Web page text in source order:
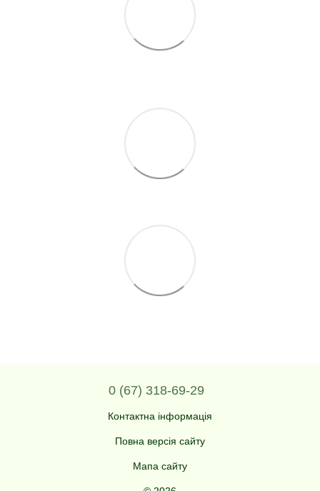
0 (67) 318-69-29
Контактна інформація
Повна версія сайту
Мапа сайту